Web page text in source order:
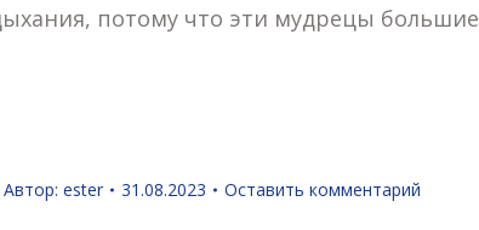
потому что эти мудрецы большие
Автор: ester 31.08.2023 Оставить комментарий